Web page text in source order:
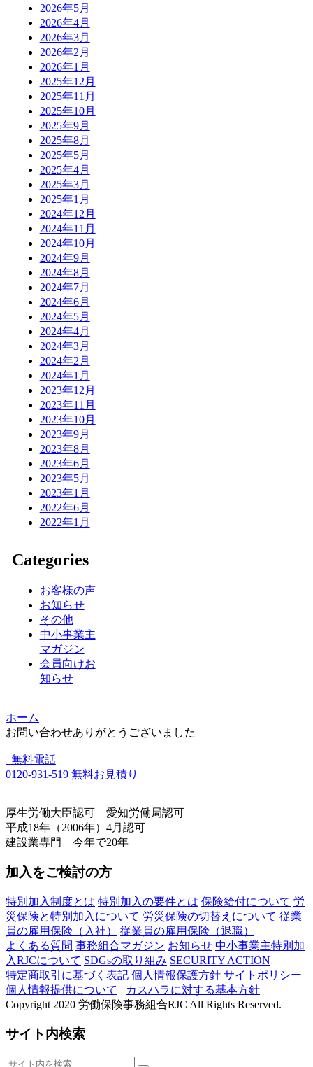
2026年5月
2026年4月
2026年3月
2026年2月
2026年1月
2025年12月
2025年11月
2025年10月
2025年9月
2025年8月
2025年5月
2025年4月
2025年3月
2025年1月
2024年12月
2024年11月
2024年10月
2024年9月
2024年8月
2024年7月
2024年6月
2024年5月
2024年4月
2024年3月
2024年2月
2024年1月
2023年12月
2023年11月
2023年10月
2023年9月
2023年8月
2023年6月
2023年5月
2023年1月
2022年6月
2022年1月
Categories
お客様の声
お知らせ
その他
中小事業主
マガジン
会員向けお
知らせ
ホーム
お問い合わせありがとうございました
無料電話
0120-931-519 無料お見積り
厚生労働大臣認可 愛知労働局認可
平成18年（2006年）4月認可
建設業専門 今年で20年
加入をご検討の方
特別加入制度とは 特別加入の要件とは 保険給付について 労
災保険と特別加入について 労災保険の切替えについて 従業
員の雇用保険（入社）
従業員の雇用保険（退職）
よくある質問 事務組合マガジン お知らせ 中小事業主特別加
入RJCについて SDGsの取り組み SECURITY ACTION
特定商取引に基づく表記 個人情報保護方針 サイトポリシー
個人情報提供について
カスハラに対する基本方針
Copyright 2020 労働保険事務組合RJC All Rights Reserved.
サイト内検索